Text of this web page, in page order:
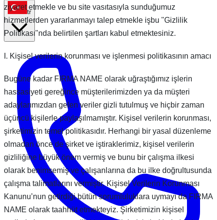
tr
ziyaret etmekle ve bu site vasıtasıyla sunduğumuz
hizmetlerden yararlanmayı talep etmekle işbu "Gizlilik
Politikası"nda belirtilen şartları kabul etmektesiniz.
I. Kişisel verilerin korunması ve işlenmesi politikasının amacı
Bugüne kadar FIRMA NAME olarak uğraştığımız işlerin
hassasiyeti gereğince müşterilerimizden ya da müşteri
adaylarımızdan gelen veriler gizli tutulmuş ve hiçbir zaman
üçüncü kişilerle paylaşılmamıştır. Kişisel verilerin korunması,
şirketimizin temel politikasıdır. Herhangi bir yasal düzenleme
olmadan önce de şirket ve iştiraklerimiz, kişisel verilerin
gizliliğine büyük önem vermiş ve bunu bir çalışma ilkesi
olarak benimsemiş ve çalışanlarına da bu ilke doğrultusunda
çalışma talimatlarını vermiştir. Kişisel Verilerin Korunması
Kanunu’nun getirdiği bütün sorumluluklara uymayı da FIRMA
NAME olarak taahhüt etmekteyiz. Şirketimizin kişisel